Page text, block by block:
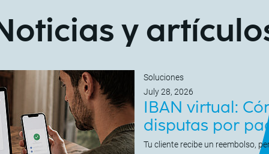
y
Soluciones
July 28, 2026
IBAN virtual:
disputas por
Tu cliente recibe un reembolso,